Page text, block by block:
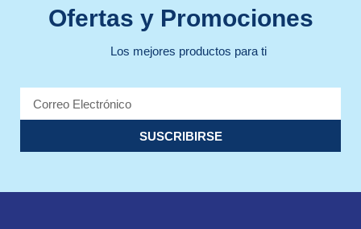
Ofertas y Promociones
Los mejores productos para ti
SUSCRIBIRSE